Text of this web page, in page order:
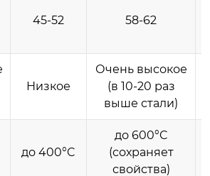
45-52 58-62
Низкое
Очень высокое
(в 10-20 раз
выше стали)
до 400°C
до 600°C
(сохраняет
свойства)